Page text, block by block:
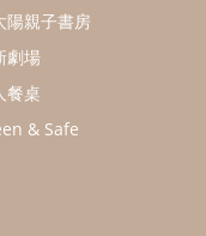
～18:00)
版本瀏覽器
所有 ©